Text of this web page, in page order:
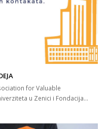
for Valuable
u Zenici i Fondacija…